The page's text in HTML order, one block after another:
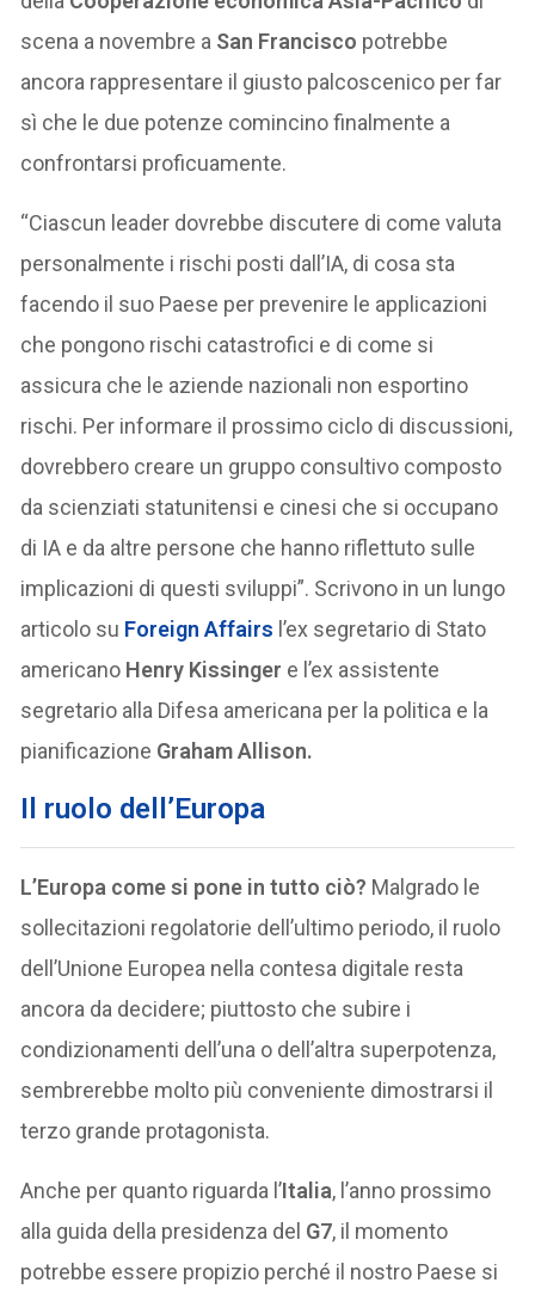
scena a novembre a San Francisco potrebbe
ancora rappresentare il giusto palcoscenico per far
sì che le due potenze comincino finalmente a
confrontarsi proficuamente.
“Ciascun leader dovrebbe discutere di come valuta
personalmente i rischi posti dall’IA, di cosa sta
facendo il suo Paese per prevenire le applicazioni
che pongono rischi catastrofici e di come si
assicura che le aziende nazionali non esportino
rischi. Per informare il prossimo ciclo di discussioni,
dovrebbero creare un gruppo consultivo composto
da scienziati statunitensi e cinesi che si occupano
di IA e da altre persone che hanno riflettuto sulle
implicazioni di questi sviluppi”. Scrivono in un lungo
articolo su Foreign Affairs l’ex segretario di Stato
americano Henry Kissinger e l’ex assistente
segretario alla Difesa americana per la politica e la
pianificazione Graham Allison.
Il ruolo dell’Europa
L’Europa come si pone in tutto ciò? Malgrado le
sollecitazioni regolatorie dell’ultimo periodo, il ruolo
dell’Unione Europea nella contesa digitale resta
ancora da decidere; piuttosto che subire i
condizionamenti dell’una o dell’altra superpotenza,
sembrerebbe molto più conveniente dimostrarsi il
terzo grande protagonista.
Anche per quanto riguarda l’Italia, l’anno prossimo
alla guida della presidenza del G7, il momento
potrebbe essere propizio perché il nostro Paese si